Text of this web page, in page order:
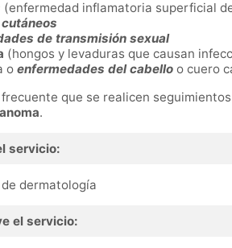
(enfermedad inflamatoria superficial
de transmisión sexual
(hongos y levaduras que causan
o enfermedades del cabello o cuero
que se realicen
.
servicio:
dermatología
el servicio: